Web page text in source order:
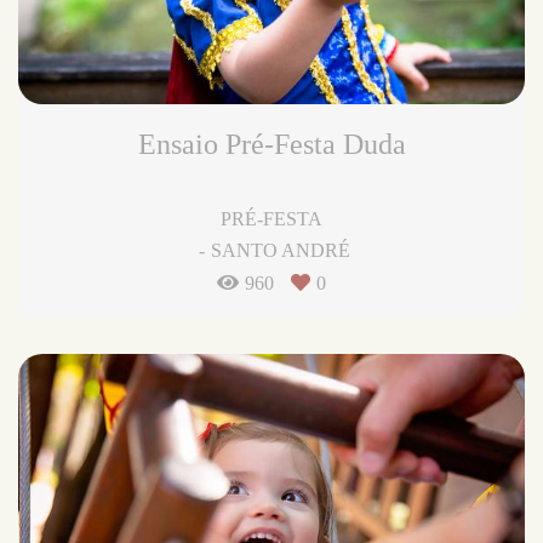
Ensaio Pré-Festa Duda
PRÉ-FESTA
SANTO ANDRÉ
960
0